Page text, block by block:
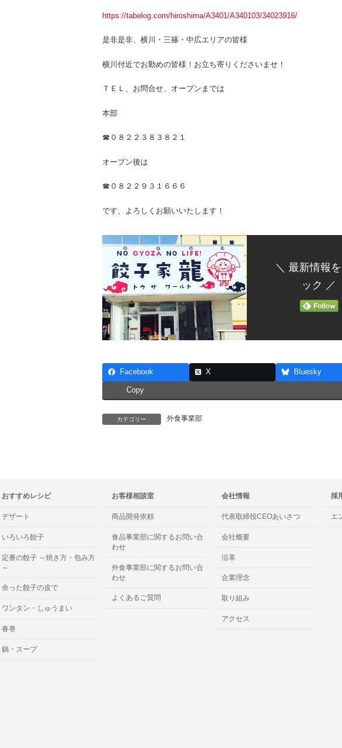
https://tabelog.com/hiroshima/A3401/A340103/34023916/
是非是非、横川・三篠・中広エリアの皆様
横川付近でお勤めの皆様！お立ち寄りくださいませ！
ＴＥＬ、お問合せ、オープンまでは
本部
☎０８２２３８３８２１
オープン後は
☎０８２２９３１６６６
です、よろしくお願いいたします！
＼ 最新情報
ック ／
Facebook X Bluesky
Copy
カテゴリー 外食事業部
おすすめレシピ
デザート
いろいろ餃子
定番の餃子 ～焼き方・包み方
～
余った餃子の皮で
ワンタン・しゅうまい
春巻
鍋・スープ
お客様相談室
商品開発依頼
食品事業部に関するお問い合
わせ
外食事業部に関するお問い合
わせ
よくあるご質問
会社情報
代表取締役CEOあいさつ
会社概要
沿革
企業理念
取り組み
アクセス
採
エ